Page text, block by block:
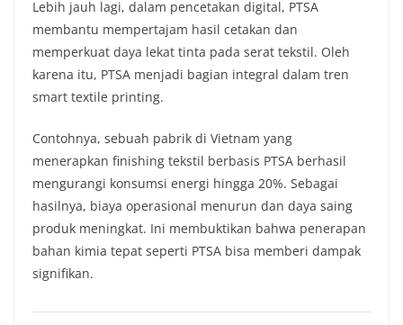
Lebih jauh lagi, dalam pencetakan digital, PTSA
membantu mempertajam hasil cetakan dan
memperkuat daya lekat tinta pada serat tekstil. Oleh
karena itu, PTSA menjadi bagian integral dalam tren
smart textile printing.
Contohnya, sebuah pabrik di Vietnam yang
menerapkan finishing tekstil berbasis PTSA berhasil
mengurangi konsumsi energi hingga 20%. Sebagai
hasilnya, biaya operasional menurun dan daya saing
produk meningkat. Ini membuktikan bahwa penerapan
bahan kimia tepat seperti PTSA bisa memberi dampak
signifikan.